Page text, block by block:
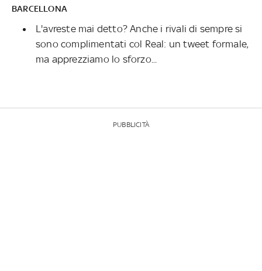
BARCELLONA
L'avreste mai detto? Anche i rivali di sempre si
sono complimentati col Real: un tweet formale,
ma apprezziamo lo sforzo...
PUBBLICITÀ